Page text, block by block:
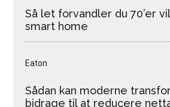
Så let forvandler du 70’er
smart home
Eaton
Sådan kan moderne
bidrage til at reducere